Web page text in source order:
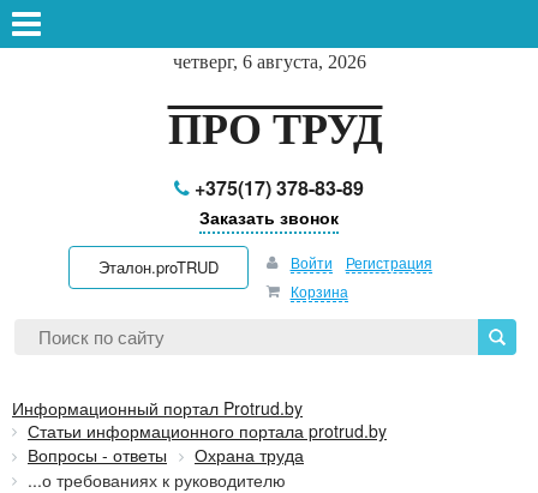
четверг, 6 августа, 2026
ПРО ТРУД
+375(17) 378-83-89
Заказать звонок
Эталон.proTRUD Войти
Регистрация
Корзина
Информационный портал Protrud.by
Статьи информационного портала protrud.by
Вопросы - ответы
Охрана труда
...о требованиях к руководителю